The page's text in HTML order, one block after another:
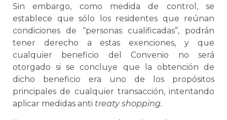
Sin embargo, como medida de control, se
establece que sólo los residentes que reúnan
condiciones de “personas cualificadas”, podrán
tener derecho a estas exenciones, y que
cualquier beneficio del Convenio no será
otorgado si se concluye que la obtención de
dicho beneficio era uno de los propósitos
principales de cualquier transacción, intentando
aplicar medidas anti treaty shopping.